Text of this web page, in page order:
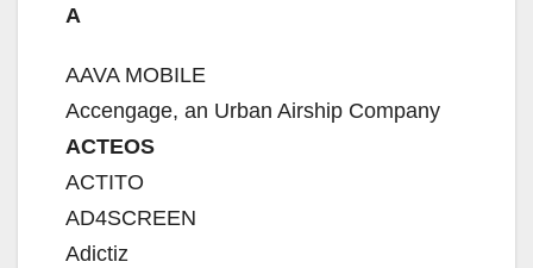
A
AAVA MOBILE
Accengage, an Urban Airship Company
ACTEOS
ACTITO
AD4SCREEN
Adictiz